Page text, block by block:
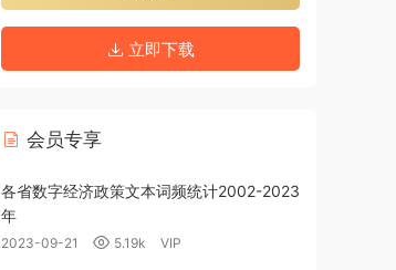
立即下载
会员专享
各省数字经济政策文本词频统计2002-2023
年
2023-09-21 5.19k VIP